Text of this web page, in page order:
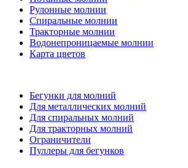
Рулонные молнии
Спиральные молнии
Тракторные молнии
Водонепроницаемые молнии
Карта цветов
Бегунки для молний
Для металлических молний
Для спиральных молний
Для тракторных молний
Ограничители
Пуллеры для бегунков